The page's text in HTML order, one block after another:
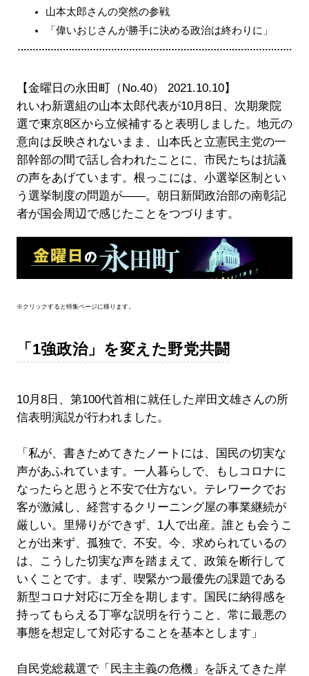
山本太郎さんの突然の参戦
「偉いおじさんが勝手に決める政治は終わりに」
【金曜日の永田町（No.40） 2021.10.10】
れいわ新選組の山本太郎代表が10月8日、次期衆院
選で東京8区から立候補すると表明しました。地元の
意向は反映されないまま、山本氏と立憲民主党の一
部幹部の間で話し合われたことに、市民たちは抗議
の声をあげています。根っこには、小選挙区制とい
う選挙制度の問題が――。朝日新聞政治部の南彰記
者が国会周辺で感じたことをつづります。
※クリックすると特集ページに移ります。
「1強政治」を変えた野党共闘
10月8日、第100代首相に就任した岸田文雄さんの所
信表明演説が行われました。
「私が、書きためてきたノートには、国民の切実な
声があふれています。一人暮らしで、もしコロナに
なったらと思うと不安で仕方ない。テレワークでお
客が激減し、経営するクリーニング屋の事業継続が
厳しい。里帰りができず、1人で出産。誰とも会うこ
とが出来ず、孤独で、不安。今、求められているの
は、こうした切実な声を踏まえて、政策を断行して
いくことです。まず、喫緊かつ最優先の課題である
新型コロナ対応に万全を期します。国民に納得感を
持ってもらえる丁寧な説明を行うこと、常に最悪の
事態を想定して対応することを基本とします」
自民党総裁選で「民主主義の危機」を訴えてきた岸